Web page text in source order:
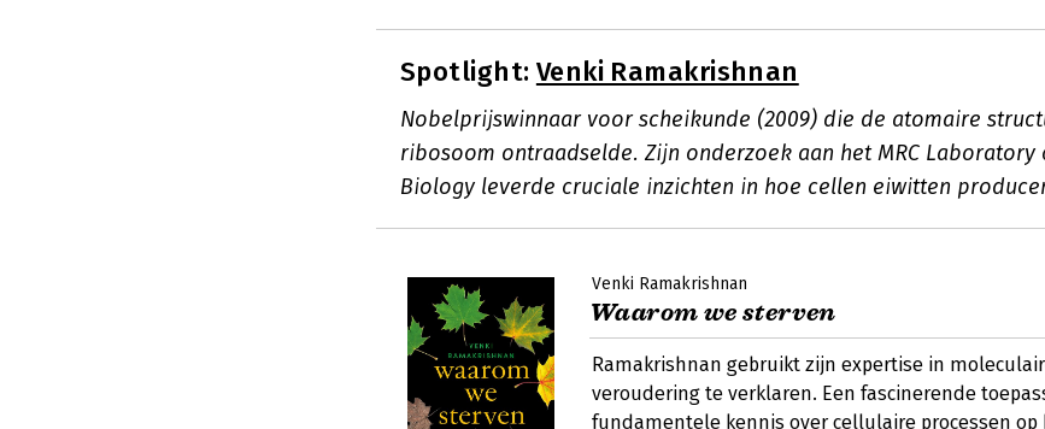
Spotlight: Venki Ramakrishnan
Nobelprijswinnaar voor scheikunde (2009) die de atomaire
ribosoom ontraadselde. Zijn onderzoek aan het MRC
Biology leverde cruciale inzichten in hoe cellen eiwitten
Venki Ramakrishnan
Waarom we sterven
Ramakrishnan gebruikt zijn expertise in
veroudering te verklaren. Een fascinerende
fundamentele kennis over cellulaire processen op